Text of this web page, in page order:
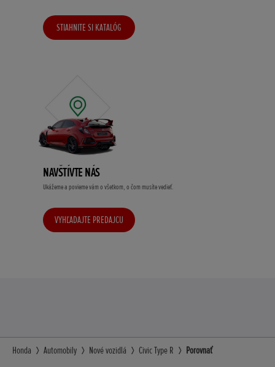
STIAHNITE SI KATALÓG
NAVŠTÍVTE NÁS
Ukážeme a povieme vám o všetkom, o čom musíte vedieť.
VYHĽADAJTE PREDAJCU
Honda Automobily Nové vozidlá Civic Type R Porovnať